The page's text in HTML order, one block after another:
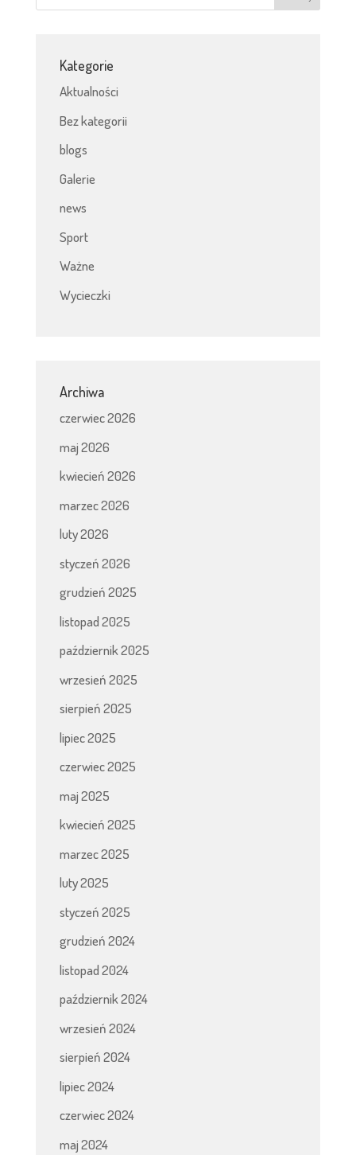
Kategorie
Aktualności
Bez kategorii
blogs
Galerie
news
Sport
Ważne
Wycieczki
Archiwa
czerwiec 2026
maj 2026
kwiecień 2026
marzec 2026
luty 2026
styczeń 2026
grudzień 2025
listopad 2025
październik 2025
wrzesień 2025
sierpień 2025
lipiec 2025
czerwiec 2025
maj 2025
kwiecień 2025
marzec 2025
luty 2025
styczeń 2025
grudzień 2024
listopad 2024
październik 2024
wrzesień 2024
sierpień 2024
lipiec 2024
czerwiec 2024
maj 2024